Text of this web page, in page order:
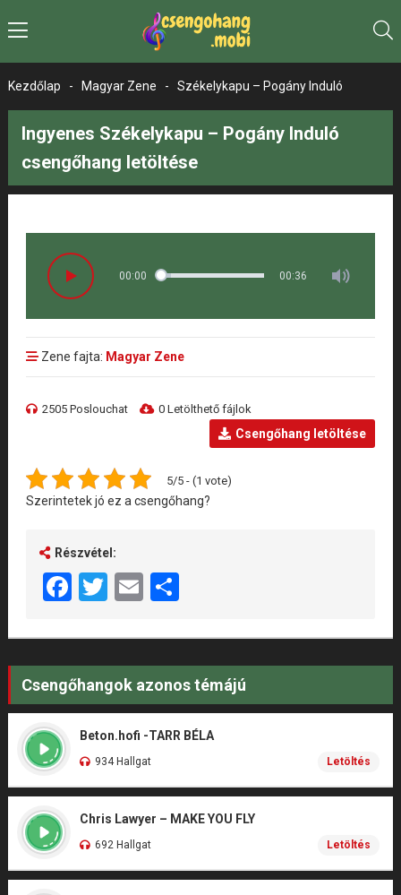
Kezdőlap - Magyar Zene - Székelykapu – Pogány Induló
Ingyenes Székelykapu – Pogány Induló
csengőhang letöltése
00:00 00:36
Zene fajta: Magyar Zene
2505 Poslouchat 0 Letölthető fájlok
Csengőhang letöltése
5/5 - (1 vote)
Szerintetek jó ez a csengőhang?
Részvétel:
Facebook
Twitter
EmailShare
Csengőhangok azonos témájú
Beton.hofi -TARR BÉLA
934 Hallgat Letöltés
Chris Lawyer – MAKE YOU FLY
692 Hallgat Letöltés